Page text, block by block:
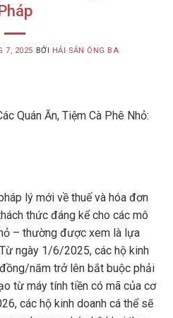
7, 2025 BỞI HẢI SẢN ÔNG BA
Quán Ăn, Tiệm Cà Phê Nhỏ:
lý mới về thuế và hóa đơn
thức đáng kể cho các mô
– thường được xem là lựa
ngày 1/6/2025, các hộ kinh
năm trở lên bắt buộc phải
từ máy tính tiền có mã của cơ
các hộ kinh doanh cá thể sẽ